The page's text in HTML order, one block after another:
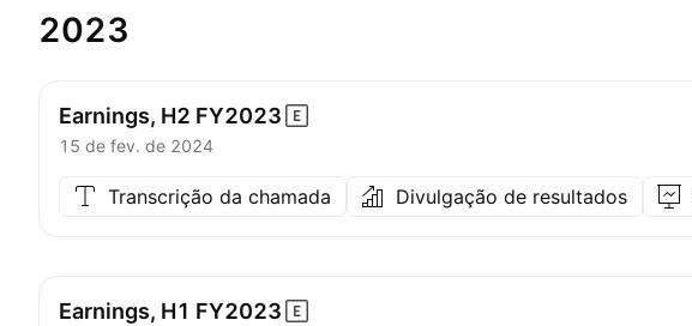
2023
Earnings, H2 FY2023
15 de fev. de 2024
Transcrição da chamada Divulgação de resultados
Earnings, H1 FY2023